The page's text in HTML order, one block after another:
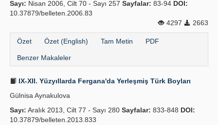
Yayın Politikaları
Sayı: Nisan 2006, Cilt 70 - Sayı 257 Sayfalar: 83-94 DOI:
10.37879/belleten.2006.83
4297
2663
Özet Özet (English) Tam Metin PDF
Benzer Makaleler
IX-XII. Yüzyıllarda Fergana'da Yerleş­miş Türk Boyları
Gülnisa Aynakulova
Sayı: Aralık 2013, Cilt 77 - Sayı 280 Sayfalar: 833-848 DOI:
10.37879/belleten.2013.833